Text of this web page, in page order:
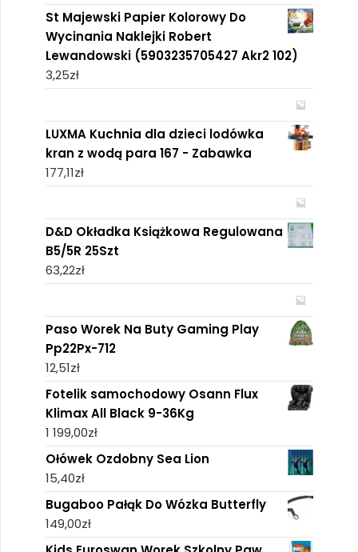
St Majewski Papier Kolorowy Do
Wycinania Naklejki Robert
Lewandowski (5903235705427 Akr2 102)
3,25zł
LUXMA Kuchnia dla dzieci lodówka
kran z wodą para 167 - Zabawka
177,11zł
D&D Okładka Książkowa Regulowana
B5/5R 25Szt
63,22zł
Paso Worek Na Buty Gaming Play
Pp22Px-712
12,51zł
Fotelik samochodowy Osann Flux
Klimax All Black 9-36Kg
1 199,00zł
Ołówek Ozdobny Sea Lion
15,40zł
Bugaboo Pałąk Do Wózka Butterfly
149,00zł